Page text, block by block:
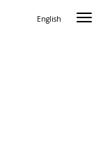
English